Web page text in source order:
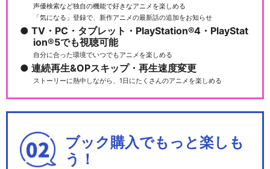
声優検索など独自の機能で好きなアニメを楽しめる
「気になる」登録で、新作アニメの最新話の追加をお知らせ
TV・PC・タブレット・PlayStation®4・PlayStat
ion®5でも視聴可能
自分に合った環境でいつでもアニメを楽しめる
連続再生&OPスキップ・再生速度変更
ストーリーに熱中しながら、1日にたくさんのアニメを楽しめる
ブック購入でもっと楽しも
う！